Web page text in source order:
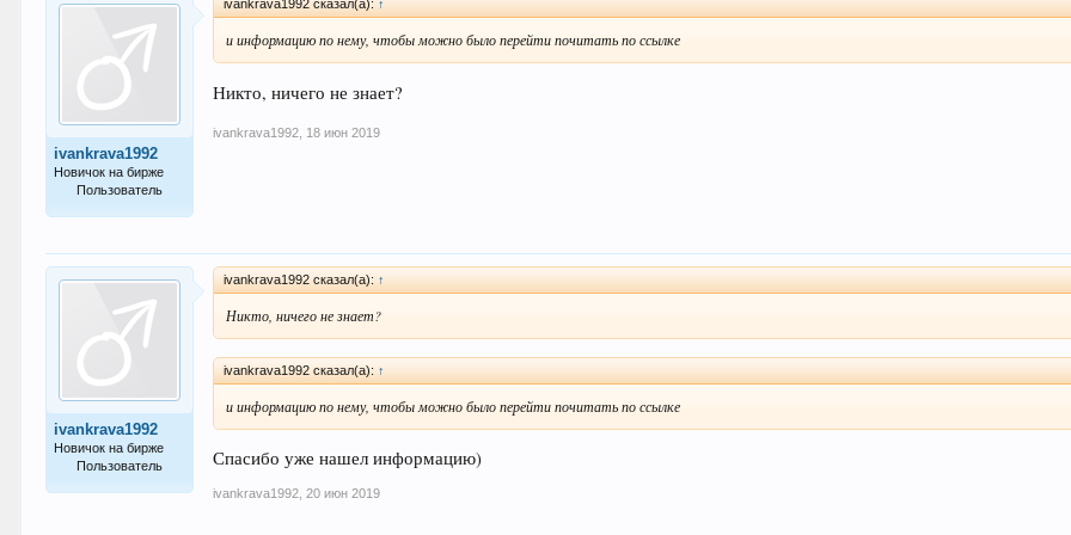
ivankrava1992
Новичок на бирже
Пользователь
ivankrava1992 сказал(а): ↑
и информацию по нему, чтобы можно было перейти почитать по ссылке
Никто, ничего не знает?
ivankrava1992 18 июн 2019
ivankrava1992
Новичок на бирже
Пользователь
ivankrava1992 сказал(а): ↑
Никто, ничего не знает?
ivankrava1992 сказал(а): ↑
и информацию по нему, чтобы можно было перейти почитать по ссылке
Спасибо уже нашел информацию)
ivankrava1992 20 июн 2019